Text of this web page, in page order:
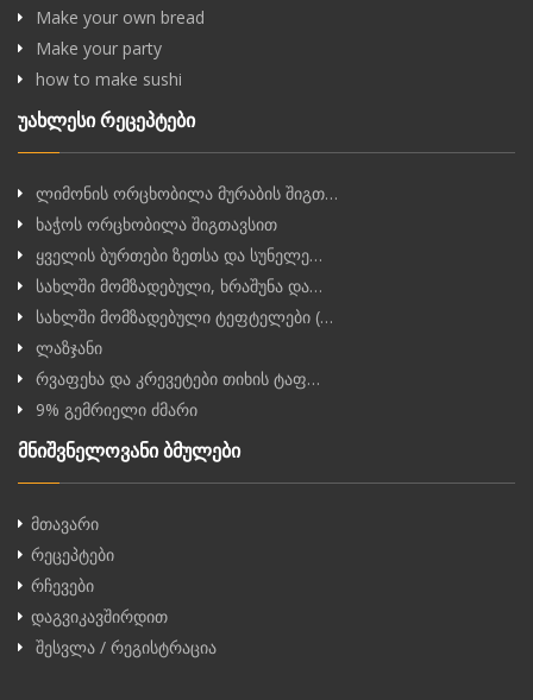
Make your own bread
Make your party
how to make sushi
უახლესი რეცეპტები
ლიმონის ორცხობილა მურაბის შიგთ…
ხაჭოს ორცხობილა შიგთავსით
ყველის ბურთები ზეთსა და სუნელე…
სახლში მომზადებული, ხრაშუნა და…
სახლში მომზადებული ტეფტელები (…
ლაზჯანი
რვაფეხა და კრევეტები თიხის ტაფ…
9% გემრიელი ძმარი
მნიშვნელოვანი ბმულები
მთავარი
რეცეპტები
რჩევები
დაგვიკავშირდით
შესვლა / რეგისტრაცია